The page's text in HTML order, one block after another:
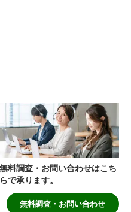
無料調査・お問い合わせはこち
らで承ります。
無料調査・お問い合わせ